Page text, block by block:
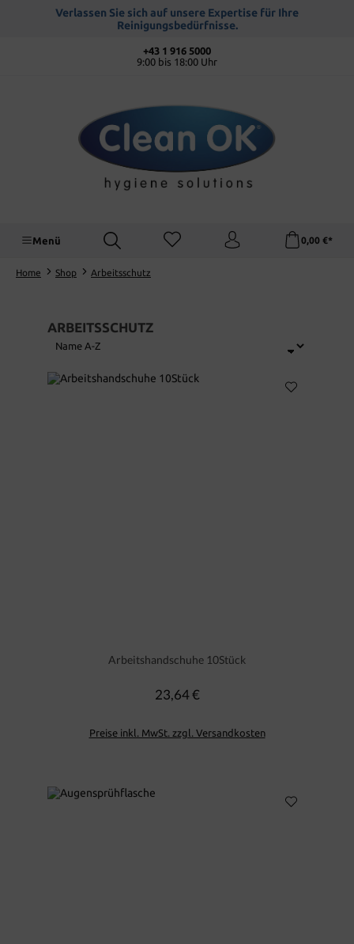
springenVerlassen Sie sich auf unsere Expertise für Ihre
Reinigungsbedürfnisse.
+43 1 916 5000
9:00 bis 18:00 Uhr
Menü 0,00 €*
Home Shop Arbeitsschutz
ARBEITSSCHUTZ
Arbeitshandschuhe 10Stück
Regulärer Preis:
23,64 €
Preise inkl. MwSt. zzgl. Versandkosten